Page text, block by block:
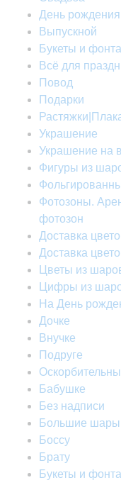
День рождения
Выпускной
Букеты и
Всё для
Повод
Подарки
Украшение
Украшение на
Фигуры из
Фотозоны.
фотозон
Доставка
Доставка
Цветы из
Цифры из
На День
Дочке
Внучке
Подруге
Бабушке
Без надписи
Большие
Боссу
Брату
Букеты и